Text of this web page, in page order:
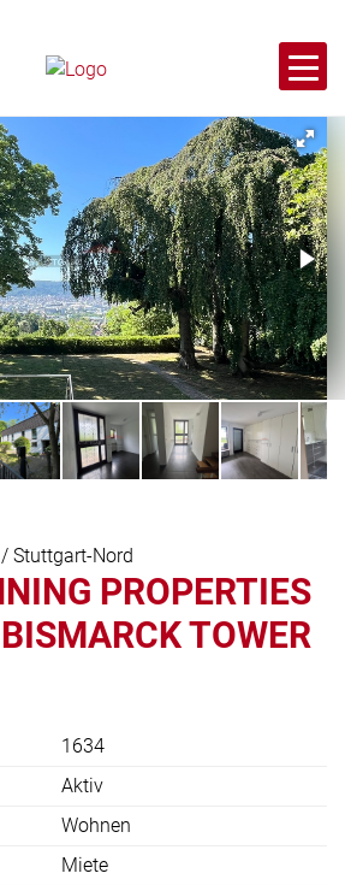
Stuttgart-Nord
PROPERTIES
TOWER
1634
Aktiv
Wohnen
Miete